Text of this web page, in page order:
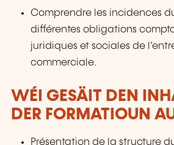
Comprendre les incidences
différentes obligations
juridiques et sociales de
commerciale.
WÉI GESÄIT DEN
DER FORMATIOUN
Présentation de la structure